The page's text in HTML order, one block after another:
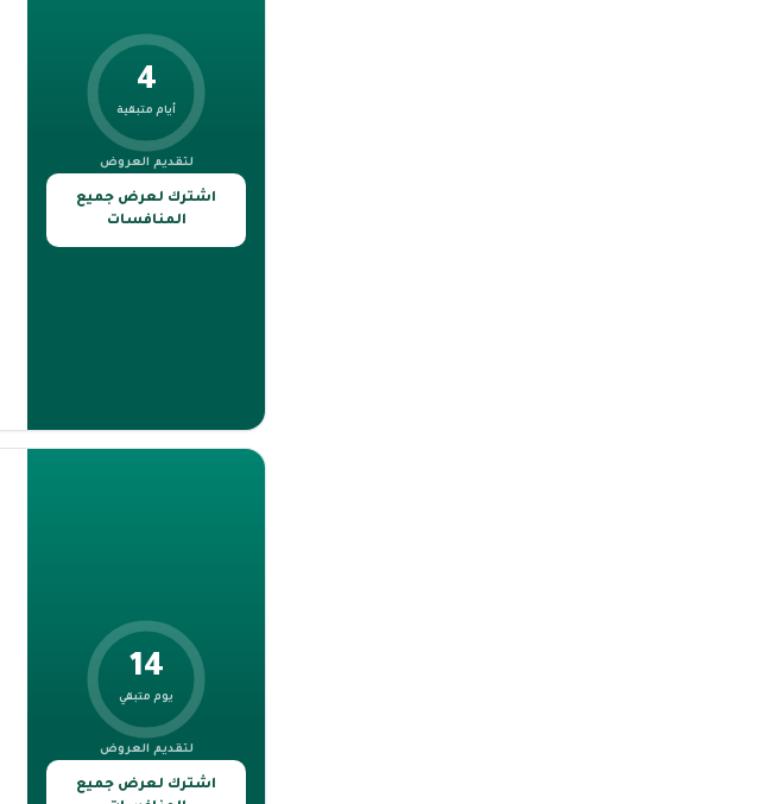
4
أيام متبقية
لتقديم العروض
اشترك لعرض جميع
المنافسات
14
يوم متبقي
لتقديم العروض
اشترك لعرض جميع